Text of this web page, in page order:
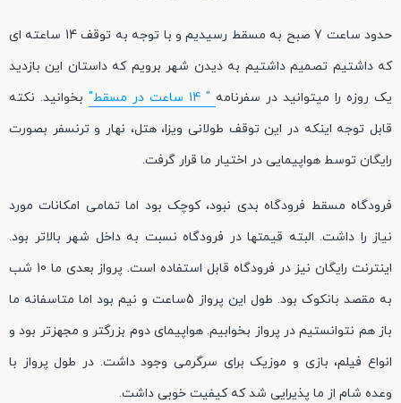
حدود ساعت 7 صبح به مسقط رسیدیم و با توجه به توقف 14 ساعته ای
که داشتیم تصمیم داشتیم به دیدن شهر برویم که داستان این بازدید
یک روزه را میتوانید در سفرنامه " 14 ساعت در مسقط"
بخوانید. نکته
قابل توجه اینکه در این توقف طولانی ویزا، هتل، نهار و ترنسفر بصورت
رایگان توسط هواپیمایی در اختیار ما قرار گرفت.
فرودگاه مسقط فرودگاه بدی نبود، کوچک بود اما تمامی امکانات مورد
نیاز را داشت. البته قیمتها در فرودگاه نسبت به داخل شهر بالاتر بود.
اینترنت رایگان نیز در فرودگاه قابل استفاده است. پرواز بعدی ما 10 شب
به مقصد بانکوک بود. طول این پرواز 5ساعت و نیم بود اما متاسفانه ما
باز هم نتوانستیم در پرواز بخوابیم. هواپیمای دوم بزرگتر و مجهزتر بود و
انواع فیلم، بازی و موزیک برای سرگرمی وجود داشت. در طول پرواز با
وعده شام از ما پذیرایی شد که کیفیت خوبی داشت.